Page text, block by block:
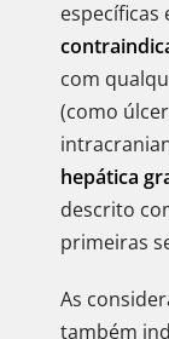
específicas
com
(como
hepática
descrito
primeiras
As
também